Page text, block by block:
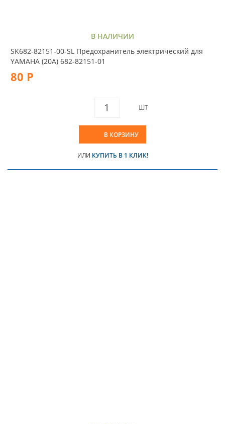
В НАЛИЧИИ
SK682-82151-00-SL Предохранитель электрический для
YAMAHA (20A) 682-82151-01
80 Р
ШТ
В КОРЗИНУ
ИЛИ КУПИТЬ В 1 КЛИК!